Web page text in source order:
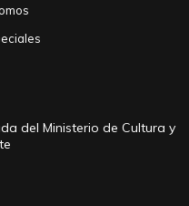
del Ministerio de Cultura y